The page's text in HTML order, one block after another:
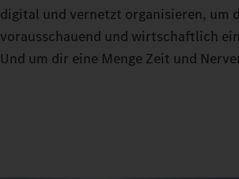
digital und vernetzt organisieren, um
vorausschauend und wirtschaftlich
Und um dir eine Menge Zeit und